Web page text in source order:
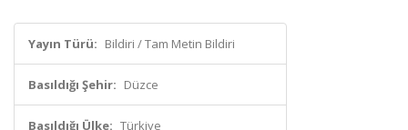
Yayın Türü: Bildiri / Tam Metin Bildiri
Basıldığı Şehir: Düzce
Basıldığı Ülke: Türkiye